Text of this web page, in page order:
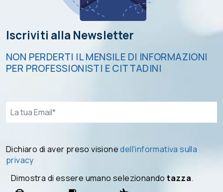
Iscriviti alla Newsletter
NON PERDERTI IL MENSILE DI INFORMAZIONI
PER PROFESSIONISTI E CITTADINI
Email*
Dichiaro di aver preso visionedell'informativa sulla
privacy
Dimostra di essere umano selezionando tazza.